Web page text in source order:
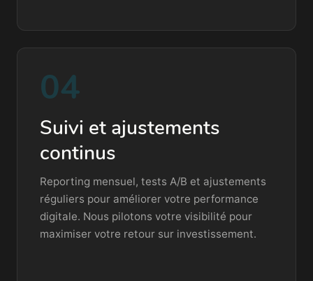
04
Suivi et ajustements
continus
Reporting mensuel, tests A/B et ajustements
réguliers pour améliorer votre performance
digitale. Nous pilotons votre visibilité pour
maximiser votre retour sur investissement.